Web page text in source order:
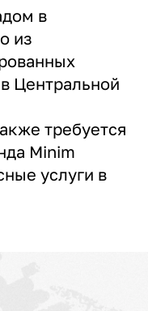
в
из
Центральной
требуется
Minim
услуги в